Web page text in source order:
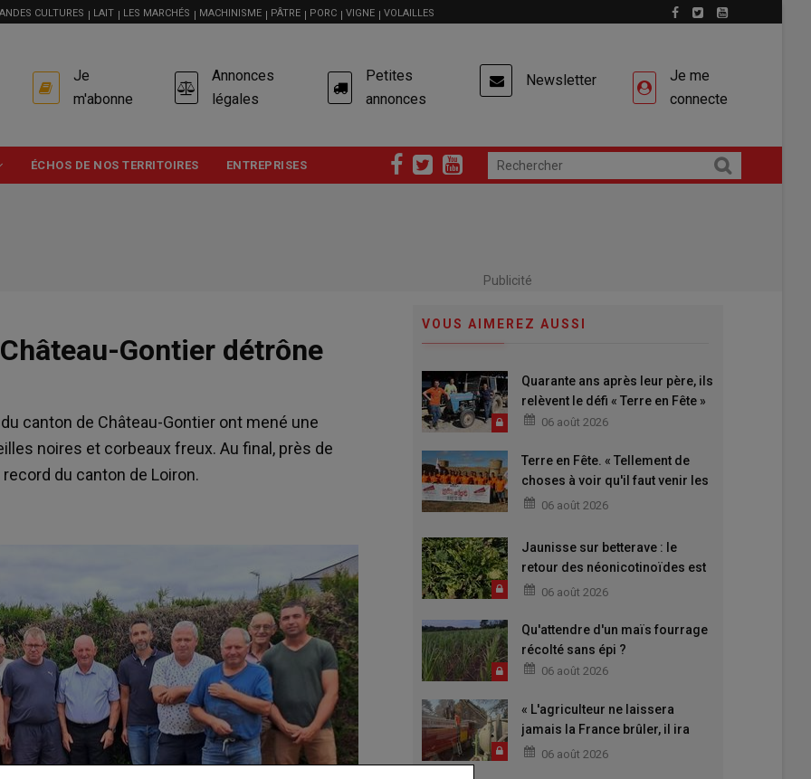
CULTURES LAIT LES MARCHÉS MACHINISME PÂTRE PORC VIGNE VOLAILLES
USER
ACCOUNT
MENU
Je
m'abonne
Annonces
légales
Petites
annonces
Newsletter
Je me
connecte
ÉCHOS DE NOS TERRITOIRES ENTREPRISES
Publicité
Gontier détrône
canton de Château-Gontier ont mené une
noires et corbeaux freux. Au final, près de
du canton de Loiron.
VOUS AIMEREZ AUSSI
Quarante ans après leur père, ils
relèvent le défi « Terre en Fête »
06 août 2026
Terre en Fête. « Tellement de
choses à voir qu'il faut venir les
deux jours »
06 août 2026
Jaunisse sur betterave : le
retour des néonicotinoïdes est
attendu
06 août 2026
Qu'attendre d'un maïs fourrage
récolté sans épi ?
06 août 2026
« L'agriculteur ne laissera
jamais la France brûler, il ira
aider »06 août 2026